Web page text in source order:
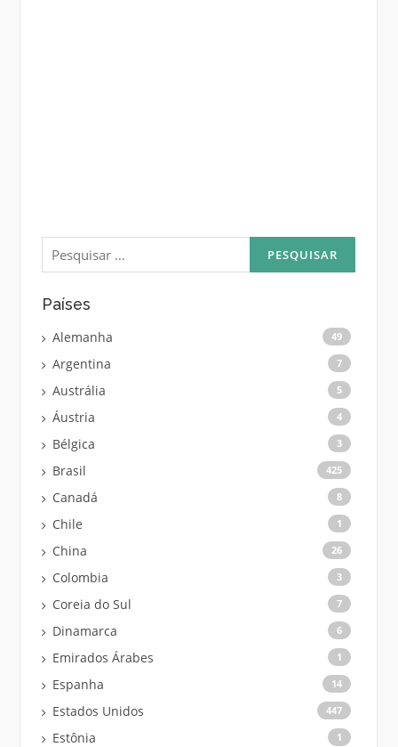
Pesquisar
por:
Países
Alemanha 49
Argentina 7
Austrália 5
Áustria 4
Bélgica 3
Brasil 425
Canadá 8
Chile 1
China 26
Colombia 3
Coreia do Sul 7
Dinamarca 6
Emirados Árabes 1
Espanha 14
Estados Unidos 447
Estônia 1